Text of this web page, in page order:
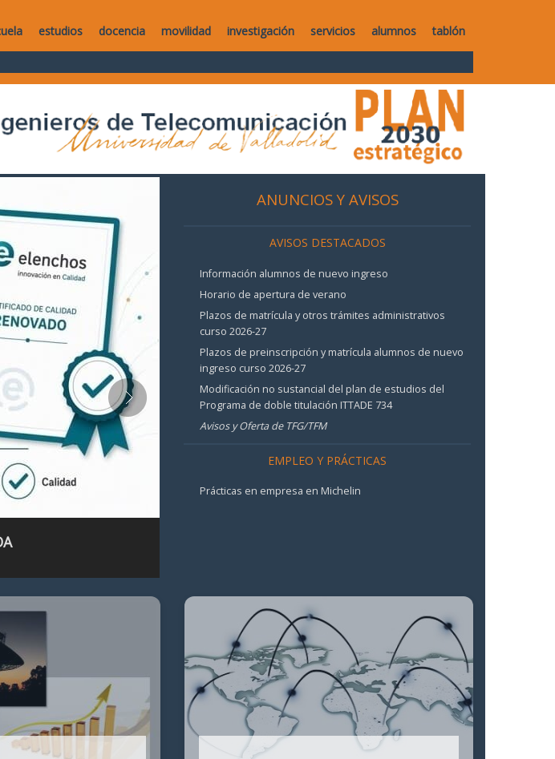
estudios docencia movilidad investigación servicios alumnos tablón
ANUNCIOS Y AVISOS
AVISOS DESTACADOS
Información alumnos de nuevo ingreso
Horario de apertura de verano
Plazos de matrícula y otros trámites administrativos
curso 2026-27
Plazos de preinscripción y matrícula alumnos de nuevo
ingreso curso 2026-27
Modificación no sustancial del plan de estudios del
Programa de doble titulación ITTADE 734
Avisos y Oferta de TFG/TFM
EMPLEO Y PRÁCTICAS
Prácticas en empresa en Michelin